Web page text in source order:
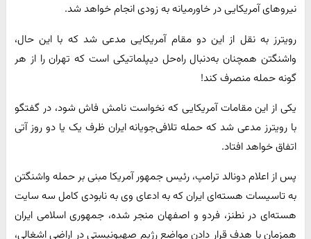
نیروهای آمریکایی در خاورمیانه به زودی انجام خواهد شد.
رویترز به نقل از این دو مقام آمریکایی مدعی شد که با این حال،
واشنگتن همچنان به‌دنبال راه‌حل دیپلماتیکی است که تهران را از هر
گونه حمله منصرف کند!
یکی از این مقامات آمریکایی که نخواست نامش فاش شود، در گفتگو
با رویترز مدعی شد که حمله تلافی‌جویانه ایران ظرف یک یا دو روز آتی
اتفاق خواهد افتاد.
پس از اعلام دونالد ترامپ، رئیس جمهور آمریکا مبنی بر حمله واشنگتن
به تاسیسات هسته‌ای ایران که به ادعای وی به نابودی کامل سه سایت
هسته‌ای در نطنز، فردو و اصفهان منجر شده، جمهوری اسلامی ایران
همزمان با هدف قرار دادن مواضع رژیم صهیونیستی در اراضی اشغالی،